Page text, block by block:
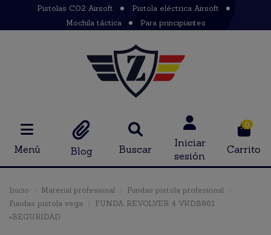
Pistolas CO2 Airsoft
Pistola eléctrica Airsoft
Mochila táctica
Para principiantes
Menú Blog Buscar
Iniciar
sesión
0
Carrito
Inicio Material profesional
Fundas pistola profesional
Fundas pistola vega
FUNDA REVOLVER 4 VKDS861
+SEGURIDAD